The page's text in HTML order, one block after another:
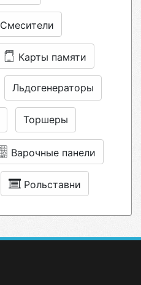
Смесители
Карты памяти
Льдогенераторы
Торшеры
Варочные панели
Рольставни